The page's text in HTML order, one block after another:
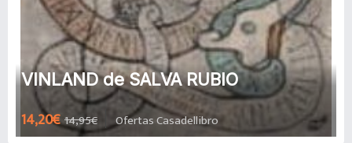
VINLAND de SALVA RUBIO
14,20€ 14,95€ Ofertas Casadellibro